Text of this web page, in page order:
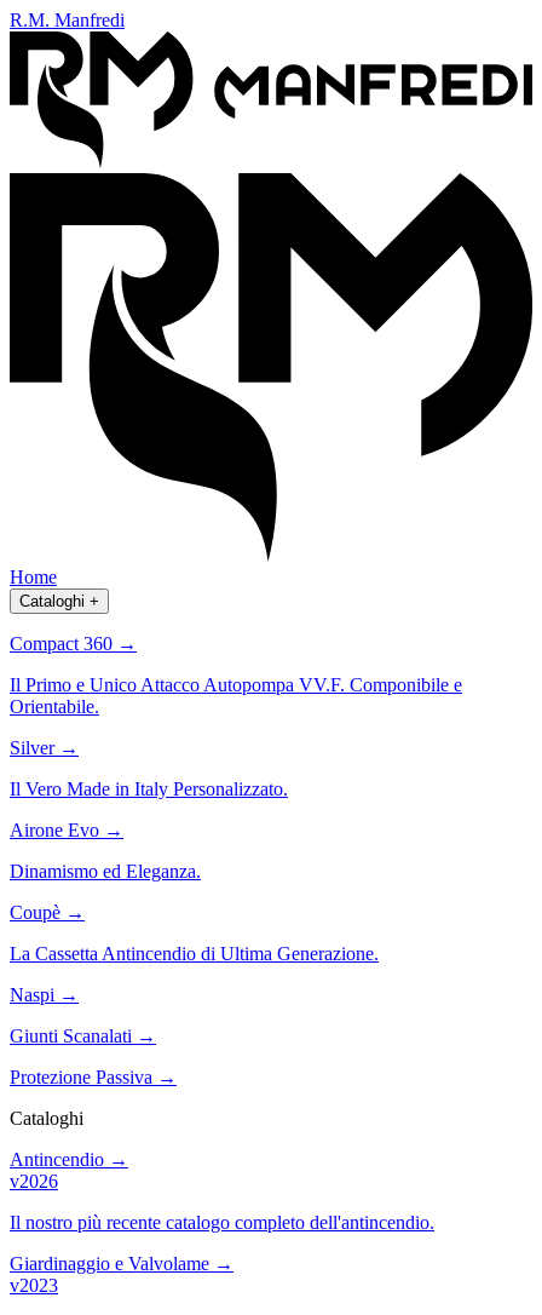
R.M. Manfredi
Home
Cataloghi +
Compact 360 →
Il Primo e Unico Attacco Autopompa VV.F. Componibile e
Orientabile.
Silver →
Il Vero Made in Italy Personalizzato.
Airone Evo →
Dinamismo ed Eleganza.
Coupè →
La Cassetta Antincendio di Ultima Generazione.
Naspi →
Giunti Scanalati →
Protezione Passiva →
Cataloghi
Antincendio →
v2026
Il nostro più recente catalogo completo dell'antincendio.
Giardinaggio e Valvolame →
v2023